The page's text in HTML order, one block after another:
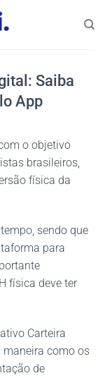
Saiba
App
o objetivo
brasileiros,
física da
sendo que
para
física deve ter
Carteira
como os
de